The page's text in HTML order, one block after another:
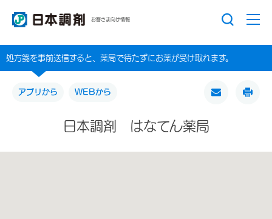
お客さま向け情報
処方箋を事前送信すると、薬局で待たずにお薬が受け取れます。
アプリから WEBから
日本調剤 はなてん薬局